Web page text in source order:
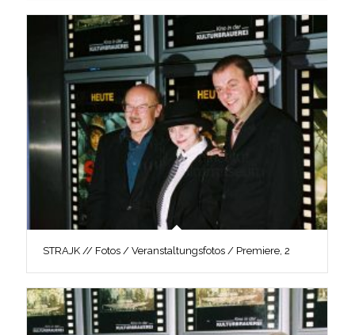
STRAJK // Fotos / Veranstaltungsfotos / Premiere, 2